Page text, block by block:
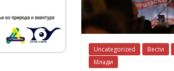
Uncategorized Вести
Млади